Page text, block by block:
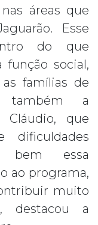
áreas que
Esse
do que
social,
famílias de
também a
Cláudio, que
bem essa
ao programa,
muito
destacou a